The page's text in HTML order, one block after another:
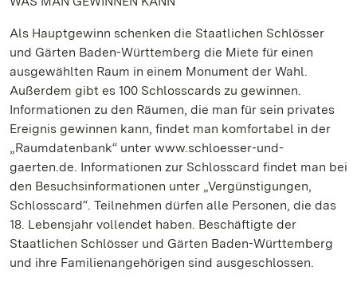
Als Hauptgewinn schenken die Staatlichen Schlösser
und Gärten Baden-Württemberg die Miete für einen
ausgewählten Raum in einem Monument der Wahl.
Außerdem gibt es 100 Schlosscards zu gewinnen.
Informationen zu den Räumen, die man für sein privates
Ereignis gewinnen kann, findet man komfortabel in der
„Raumdatenbank“ unter www.schloesser-und-
gaerten.de. Informationen zur Schlosscard findet man bei
den Besuchsinformationen unter „Vergünstigungen,
Schlosscard“. Teilnehmen dürfen alle Personen, die das
18. Lebensjahr vollendet haben. Beschäftigte der
Staatlichen Schlösser und Gärten Baden-Württemberg
und ihre Familienangehörigen sind ausgeschlossen.